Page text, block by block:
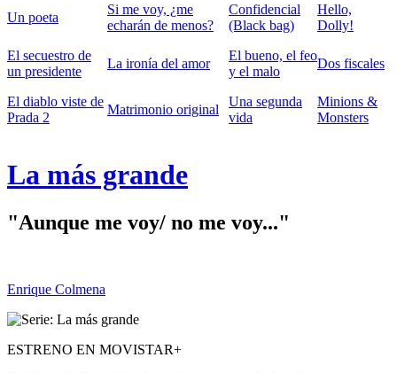
Un poeta
Si me voy, ¿me
echarán de menos?
Confidencial
(Black bag)
Hello,
Dolly!
El secuestro de
un presidente
La ironía del amor
El bueno, el feo
y el malo
Dos fiscales
El diablo viste de
Prada 2
Matrimonio original
Una segunda
vida
Minions &
Monsters
La más grande
"Aunque me voy/ no me voy..."
Enrique Colmena
ESTRENO EN MOVISTAR+